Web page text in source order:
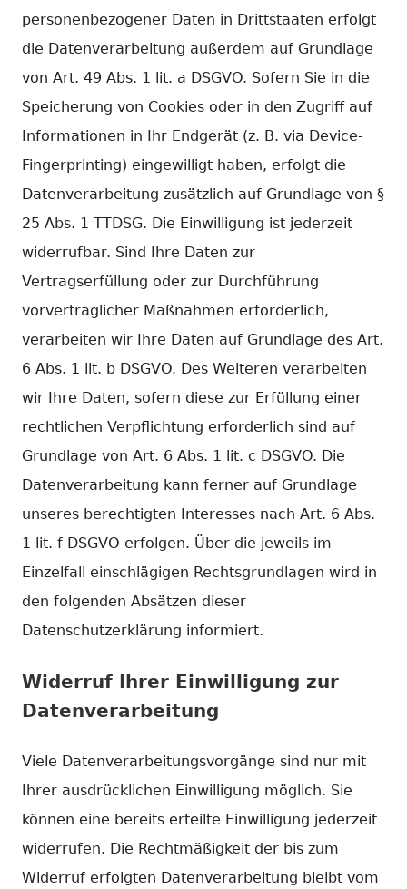
personenbezogener Daten in Drittstaaten erfolgt
die Datenverarbeitung außerdem auf Grundlage
von Art. 49 Abs. 1 lit. a DSGVO. Sofern Sie in die
Speicherung von Cookies oder in den Zugriff auf
Informationen in Ihr Endgerät (z. B. via Device-
Fingerprinting) eingewilligt haben, erfolgt die
Datenverarbeitung zusätzlich auf Grundlage von §
25 Abs. 1 TTDSG. Die Einwilligung ist jederzeit
widerrufbar. Sind Ihre Daten zur
Vertragserfüllung oder zur Durchführung
vorvertraglicher Maßnahmen erforderlich,
verarbeiten wir Ihre Daten auf Grundlage des Art.
6 Abs. 1 lit. b DSGVO. Des Weiteren verarbeiten
wir Ihre Daten, sofern diese zur Erfüllung einer
rechtlichen Verpflichtung erforderlich sind auf
Grundlage von Art. 6 Abs. 1 lit. c DSGVO. Die
Datenverarbeitung kann ferner auf Grundlage
unseres berechtigten Interesses nach Art. 6 Abs.
1 lit. f DSGVO erfolgen. Über die jeweils im
Einzelfall einschlägigen Rechtsgrundlagen wird in
den folgenden Absätzen dieser
Datenschutzerklärung informiert.
Widerruf Ihrer Einwilligung zur
Datenverarbeitung
Viele Datenverarbeitungsvorgänge sind nur mit
Ihrer ausdrücklichen Einwilligung möglich. Sie
können eine bereits erteilte Einwilligung jederzeit
widerrufen. Die Rechtmäßigkeit der bis zum
Widerruf erfolgten Datenverarbeitung bleibt vom